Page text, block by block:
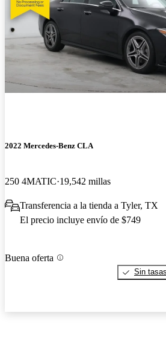
2022 Mercedes-Benz CLA
250 4MATIC 19,542 millas
Transferencia a la tienda a Tyler, TX
El precio incluye envío de $749
Buena oferta
Sin